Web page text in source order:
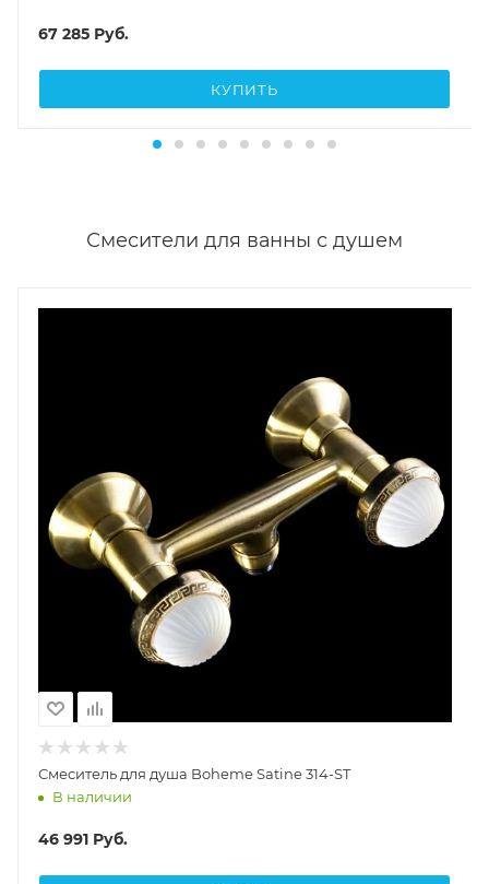
67 285 Руб.
КУПИТЬ
Смесители для ванны с душем
Смеситель для душа Boheme Satine 314-ST
В наличии
46 991 Руб.